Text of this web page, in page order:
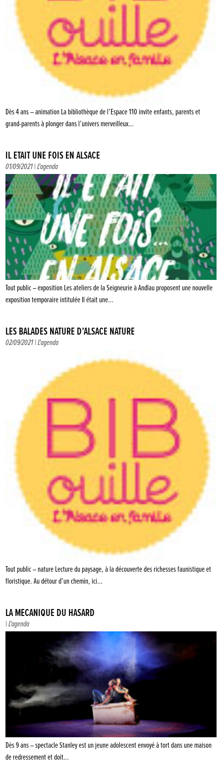
Dès 4 ans – animation La bibliothèque de l’Espace 110 invite enfants, parents et
grand-parents à plonger dans l’univers merveilleux…
IL ÉTAIT UNE FOIS EN ALSACE
01/09/2021 |L'agenda
Tout public – exposition Les ateliers de la Seigneurie à Andlau proposent une nouvelle
exposition temporaire intitulée Il était une…
LES BALADES NATURE D’ALSACE NATURE
02/09/2021 |L'agenda
Tout public – nature Lecture du paysage, à la découverte des richesses faunistique et
floristique. Au détour d’un chemin, ici…
LA MÉCANIQUE DU HASARD
|L'agenda
Dès 9 ans – spectacle Stanley est un jeune adolescent envoyé à tort dans une maison
de redressement et doit…